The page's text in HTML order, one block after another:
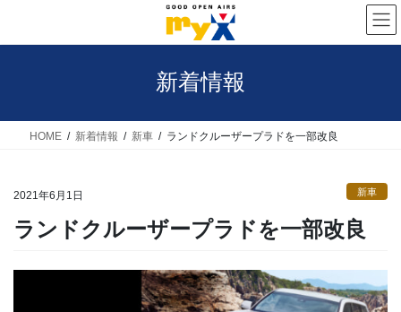
新着情報
HOME 新着情報 新車 ランドクルーザープラドを一部改良
2021年6月1日 新車
ランドクルーザープラドを一部改良